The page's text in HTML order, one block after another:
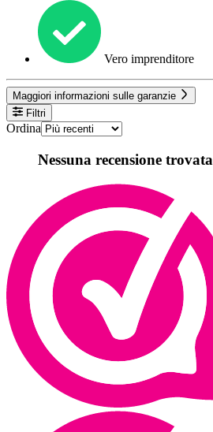
Vero imprenditore
Maggiori informazioni sulle garanzie
Filtri
Ordina
Nessuna recensione trovata